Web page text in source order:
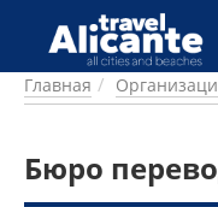
Перейти к основному
ГОРОДА
ПИТАНИЕ
ПРОЖИВАНИЕ
Главная
Бюро